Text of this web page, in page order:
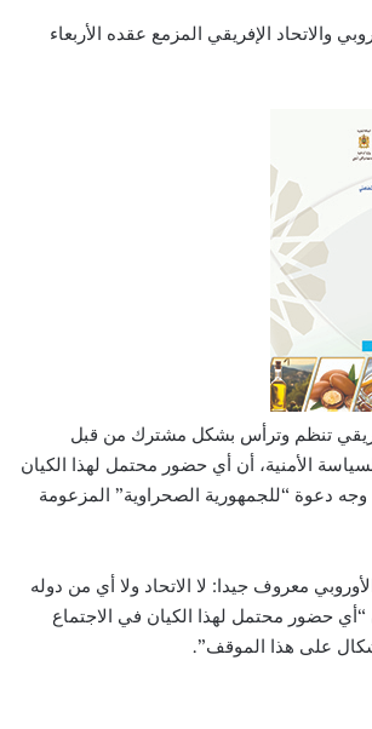
والاتحاد الإفريقي المزمع عقده الأربعاء
الإفريقي تنظم وترأس بشكل مشترك من قبل
الأمنية، أن أي حضور محتمل لهذا الكيان
وجه دعوة “للجمهورية الصحراوية” المزعومة
معروف جيدا: لا الاتحاد ولا أي من دوله
حضور محتمل لهذا الكيان في الاجتماع
على هذا الموقف”.